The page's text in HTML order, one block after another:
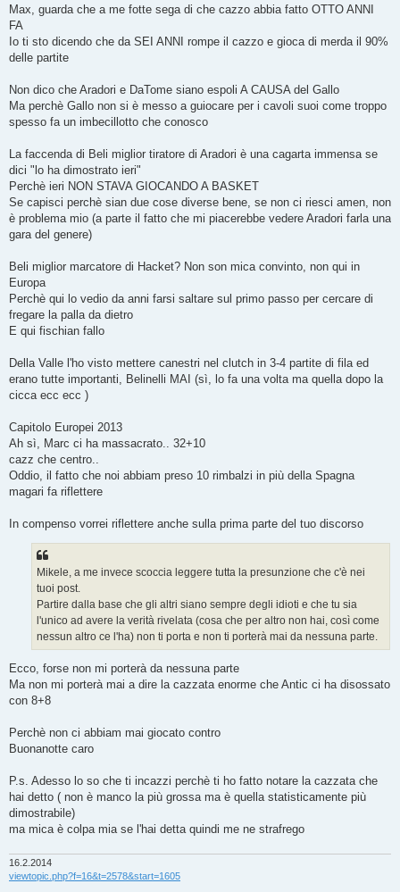
s
a
g
i
Max, guarda che a me fotte sega di che cazzo abbia fatto OTTO ANNI
FA
Io ti sto dicendo che da SEI ANNI rompe il cazzo e gioca di merda il 90%
delle partite
Non dico che Aradori e DaTome siano espoli A CAUSA del Gallo
Ma perchè Gallo non si è messo a guiocare per i cavoli suoi come troppo
spesso fa un imbecillotto che conosco
La faccenda di Beli miglior tiratore di Aradori è una cagarta immensa se
dici "lo ha dimostrato ieri"
Perchè ieri NON STAVA GIOCANDO A BASKET
Se capisci perchè sian due cose diverse bene, se non ci riesci amen, non
è problema mio (a parte il fatto che mi piacerebbe vedere Aradori farla una
gara del genere)
Beli miglior marcatore di Hacket? Non son mica convinto, non qui in
Europa
Perchè qui lo vedio da anni farsi saltare sul primo passo per cercare di
fregare la palla da dietro
E qui fischian fallo
Della Valle l'ho visto mettere canestri nel clutch in 3-4 partite di fila ed
erano tutte importanti, Belinelli MAI (sì, lo fa una volta ma quella dopo la
cicca ecc ecc )
Capitolo Europei 2013
Ah sì, Marc ci ha massacrato.. 32+10
cazz che centro..
Oddio, il fatto che noi abbiam preso 10 rimbalzi in più della Spagna
magari fa riflettere
In compenso vorrei riflettere anche sulla prima parte del tuo discorso
Mikele, a me invece scoccia leggere tutta la presunzione che c'è nei
tuoi post.
Partire dalla base che gli altri siano sempre degli idioti e che tu sia
l'unico ad avere la verità rivelata (cosa che per altro non hai, così come
nessun altro ce l'ha) non ti porta e non ti porterà mai da nessuna parte.
Ecco, forse non mi porterà da nessuna parte
Ma non mi porterà mai a dire la cazzata enorme che Antic ci ha disossato
con 8+8
Perchè non ci abbiam mai giocato contro
Buonanotte caro
P.s. Adesso lo so che ti incazzi perchè ti ho fatto notare la cazzata che
hai detto ( non è manco la più grossa ma è quella statisticamente più
dimostrabile)
ma mica è colpa mia se l'hai detta quindi me ne strafrego
16.2.2014
viewtopic.php?f=16&t=2578&start=1605